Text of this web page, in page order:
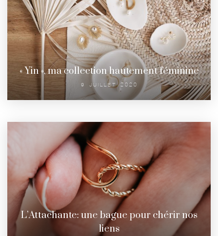
« Yin », ma collection hautement féminine
9 JUILLET 2020
L’Attachante: une bague pour chérir nos
liens